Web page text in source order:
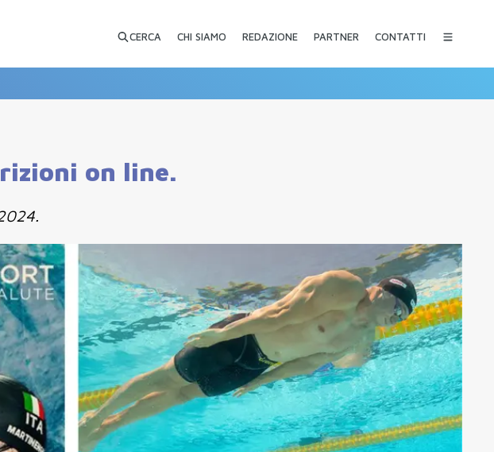
CERCA CHI SIAMO REDAZIONE PARTNER CONTATTI
on line.